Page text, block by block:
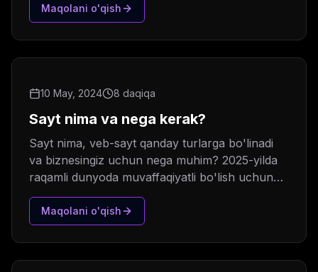
Maqolani o'qish
10 May, 2024 8 daqiqa
Sayt nima va nega kerak?
Sayt nima, veb-sayt qanday turlarga bo'linadi
va biznesingiz uchun nega muhim? 2025-yilda
raqamli dunyoda muvaffaqiyatli bo'lish uchun
saytning ahamiyati .
Maqolani o'qish